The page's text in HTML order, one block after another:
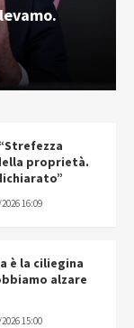
proprietà.
16:09
è la ciliegina
alzare
15:00